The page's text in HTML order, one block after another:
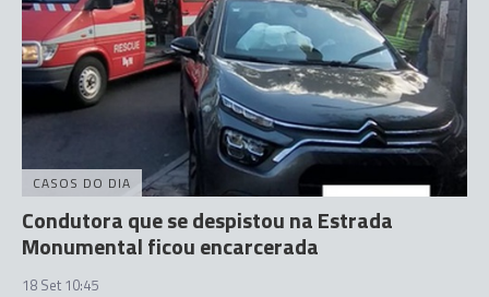
CASOS DO DIA
Condutora que se despistou na Estrada
Monumental ficou encarcerada
18 Set 10:45